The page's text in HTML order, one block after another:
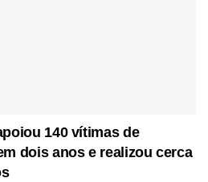
140 vítimas de
dois anos e realizou cerca